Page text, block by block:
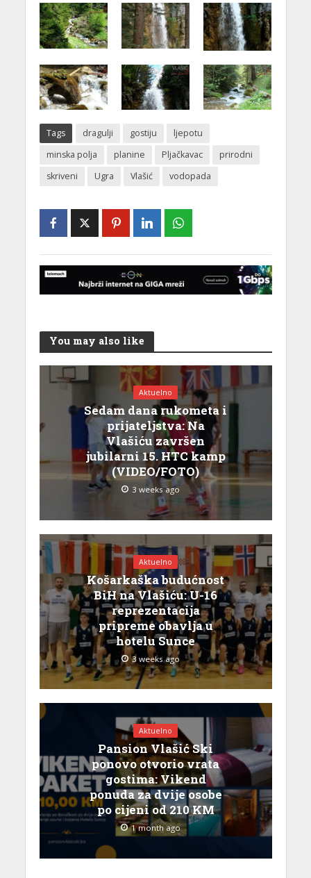
Tags dragulji gostiju
ljepotu
minska polja
planine Pljačkavac
prirodni
skriveni
Ugra Vlašić vodopada
You may also like
Aktuelno
Sedam dana rukometa i
prijateljstva: Na
Vlašiću završen
jubilarni 15. HTC kamp
(VIDEO/FOTO)
3 weeks ago
Aktuelno
Košarkaška budućnost
BiH na Vlašiću: U-16
reprezentacija
pripreme obavlja u
hotelu Sunce
3 weeks ago
Aktuelno
Pansion Vlašić Ski
ponovo otvorio vrata
gostima: Vikend
ponuda za dvije osobe
po cijeni od 210 KM
1 month ago